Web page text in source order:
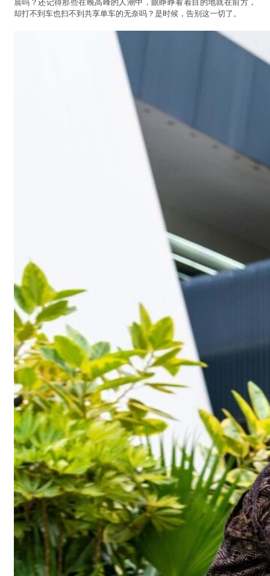
晨吗？还记得那些在晚高峰的人潮中，眼睁睁看着目的地就在前方，
却打不到车也扫不到共享单车的无奈吗？是时候，告别这一切了。